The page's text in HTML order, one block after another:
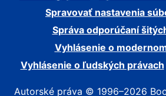
Spravovať nastavenia
Správa odporúčaní
Vyhlásenie o
Vyhlásenie o ľudských právach
Autorské práva © 1996–2026